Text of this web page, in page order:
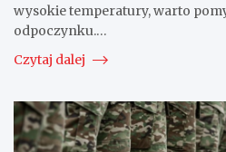
wysokie temperatury, warto
odpoczynku.…
Czytaj dalej